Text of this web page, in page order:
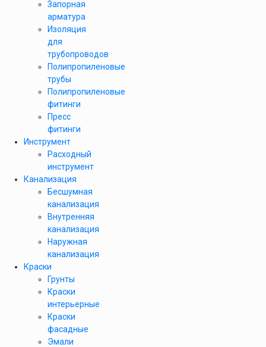
Запорная
арматура
Изоляция
для
трубопроводов
Полипропиленовые
трубы
Полипропиленовые
фитинги
Пресс
фитинги
Инструмент
Расходный
инструмент
Канализация
Бесшумная
канализация
Внутренняя
канализация
Наружная
канализация
Краски
Грунты
Краски
интерьерные
Краски
фасадные
Эмали